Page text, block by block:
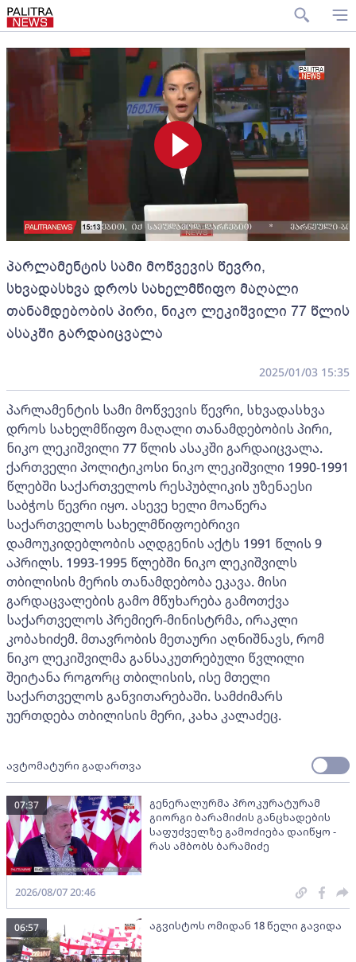
პარლამენტის სამი მოწვევის წევრი,
სხვადასხვა დროს სახელმწიფო მაღალი
თანამდებობის პირი, ნიკო ლეკიშვილი 77 წლის
ასაკში გარდაიცვალა
2025/01/03 15:35
პარლამენტის სამი მოწვევის წევრი, სხვადასხვა
დროს სახელმწიფო მაღალი თანამდებობის პირი,
ნიკო ლეკიშვილი 77 წლის ასაკში გარდაიცვალა.
ქართველი პოლიტიკოსი ნიკო ლეკიშვილი 1990-1991
წლებში საქართველოს რესპუბლიკის უზენაესი
საბჭოს წევრი იყო. ასევე ხელი მოაწერა
საქართველოს სახელმწიფოებრივი
დამოუკიდებლობის აღდგენის აქტს 1991 წლის 9
აპრილს. 1993-1995 წლებში ნიკო ლეკიშვილს
თბილისის მერის თანამდებობა ეკავა. მისი
გარდაცვალების გამო მწუხარება გამოთქვა
საქართველოს პრემიერ-მინისტრმა, ირაკლი
კობახიძემ. მთავრობის მეთაური აღნიშნავს, რომ
ნიკო ლეკიშვილმა განსაკუთრებული წვლილი
შეიტანა როგორც თბილისის, ისე მთელი
საქართველოს განვითარებაში. სამძიმარს
უერთდება თბილისის მერი, კახა კალაძეც.
ავტომატური გადართვა
გენერალურმა პროკურატურამ
გიორგი ბარამიძის განცხადების
საფუძველზე გამოძიება დაიწყო -
რას ამბობს ბარამიძე
07:37
2026/08/07 20:46
აგვისტოს ომიდან 18 წელი გავიდა
06:57